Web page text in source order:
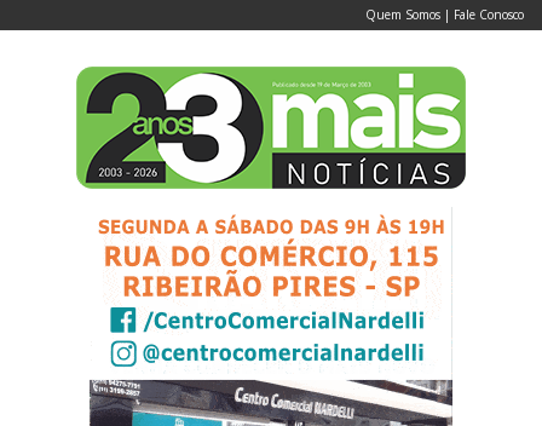
Quem Somos | Fale Conosco